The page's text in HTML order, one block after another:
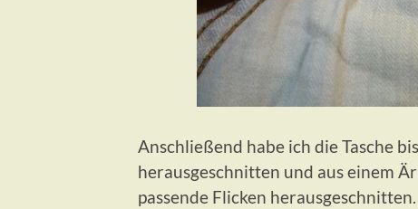
Anschließend habe ich die Tasche
herausgeschnitten und aus einem
passende Flicken herausgeschnitten.